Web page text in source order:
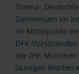
Thema
Gemeinsam im
im Mittelpunkt
DFK-
der IHK München
launigen Worten